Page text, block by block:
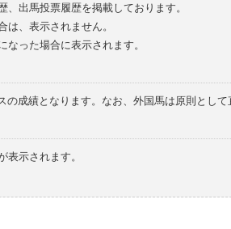
出馬投票履歴を掲載しております。
、表示されません。
った場合に表示されます。
成績となります。なお、外国馬は原則として
示されます。